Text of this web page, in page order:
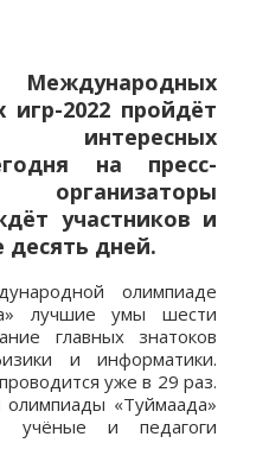
Международных
игр-2022 пройдёт
на пресс-
участников и
дней.
олимпиаде
лучшие умы шести
главных знатоков
и информатики.
уже в 29 раз.
«Туймаада»
учёные и педагоги